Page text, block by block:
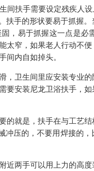
间扶手需要设定残疾人
手的形状要易于抓握
，易于抓握这一点是
太窄，如果老人行动不
内自如掉头。
，卫生间里应安装专业
要安装尼龙卫浴扶手，
的就是，扶手在与工艺
冲压的，不要用焊接的
近两手可以用上力的高